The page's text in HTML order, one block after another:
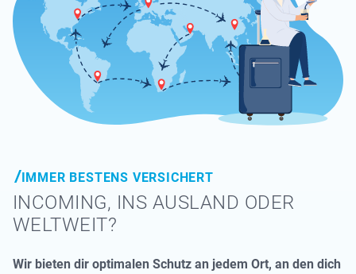
IMMER BESTENS VERSICHERT
INCOMING, INS AUSLAND ODER
WELTWEIT?
Wir bieten dir optimalen Schutz an jedem Ort, an den dich